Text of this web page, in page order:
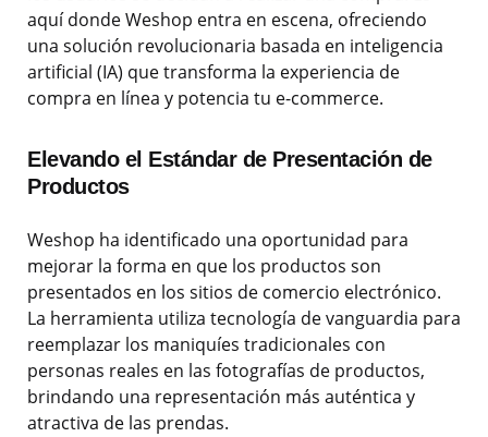
aquí donde Weshop entra en escena, ofreciendo
una solución revolucionaria basada en inteligencia
artificial (IA) que transforma la experiencia de
compra en línea y potencia tu e-commerce.
Elevando el Estándar de Presentación de
Productos
Weshop ha identificado una oportunidad para
mejorar la forma en que los productos son
presentados en los sitios de comercio electrónico.
La herramienta utiliza tecnología de vanguardia para
reemplazar los maniquíes tradicionales con
personas reales en las fotografías de productos,
brindando una representación más auténtica y
atractiva de las prendas.